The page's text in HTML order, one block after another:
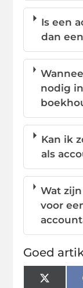
Is een
dan
nodig
Kan ik
als
Wat
voor
Goed
X